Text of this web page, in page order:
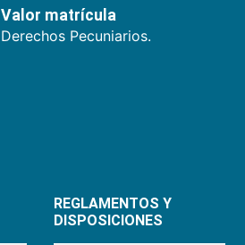
Valor matrícula
Derechos Pecuniarios.
REGLAMENTOS Y
DISPOSICIONES